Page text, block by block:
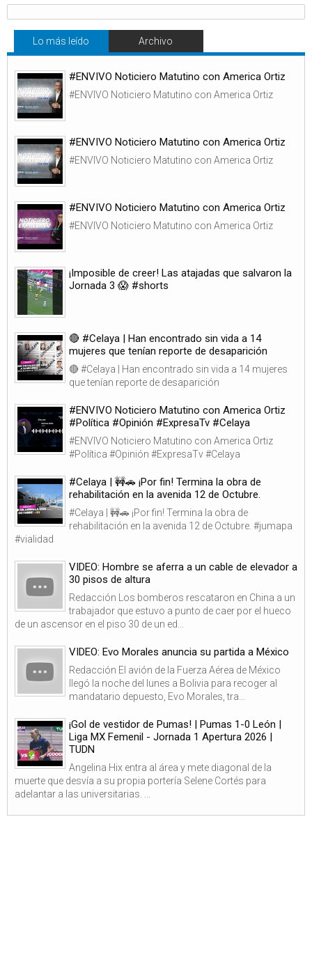
Lo más leído Archivo
#ENVIVO Noticiero Matutino con America Ortiz
#ENVIVO Noticiero Matutino con America Ortiz
#ENVIVO Noticiero Matutino con America Ortiz
#ENVIVO Noticiero Matutino con America Ortiz
#ENVIVO Noticiero Matutino con America Ortiz
#ENVIVO Noticiero Matutino con America Ortiz
¡Imposible de creer! Las atajadas que salvaron la
Jornada 3 😱 #shorts
🔴 #Celaya | Han encontrado sin vida a 14
mujeres que tenían reporte de desaparición
🔴 #Celaya | Han encontrado sin vida a 14 mujeres
que tenían reporte de desaparición
#ENVIVO Noticiero Matutino con America Ortiz
#Política #Opinión #ExpresaTv #Celaya
#ENVIVO Noticiero Matutino con America Ortiz
#Política #Opinión #ExpresaTv #Celaya
#Celaya | 🚧🚗 ¡Por fin! Termina la obra de
rehabilitación en la avenida 12 de Octubre.
#Celaya | 🚧🚗 ¡Por fin! Termina la obra de
rehabilitación en la avenida 12 de Octubre. #jumapa
#vialidad
VIDEO: Hombre se aferra a un cable de elevador a
30 pisos de altura
Redacción Los bomberos rescataron en China a un
trabajador que estuvo a punto de caer por el hueco
de un ascensor en el piso 30 de un ed...
VIDEO: Evo Morales anuncia su partida a México
Redacción El avión de la Fuerza Aérea de México
llegó la noche del lunes a Bolivia para recoger al
mandatario depuesto, Evo Morales, tra...
¡Gol de vestidor de Pumas! | Pumas 1-0 León |
Liga MX Femenil - Jornada 1 Apertura 2026 |
TUDN
Angelina Hix entra al área y mete diagonal de la
muerte que desvía a su propia portería Selene Cortés para
adelantar a las universitarias. ...